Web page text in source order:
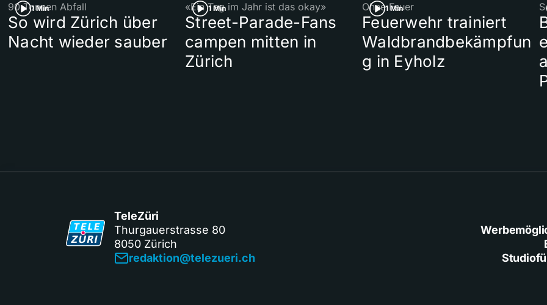
1 Min
90 Tonnen Abfall
So wird Zürich über
Nacht wieder sauber
1 Min
«Ein Tag im Jahr ist das okay»
Street-Parade-Fans
campen mitten in
Zürich
1 Min
Ohne Feuer
Feuerwehr trainiert
Waldbrandbekämpfun
g in Eyholz
TeleZüri
Thurgauerstrasse 80
8050 Zürich
redaktion@telezueri.ch